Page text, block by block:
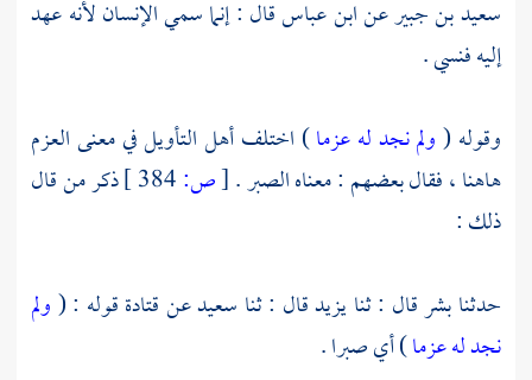
سعيد بن جبيرعنابن عباسقال : إنما سمي الإنسان لأنه عهد
إليه فنسي .
وقوله (ولم نجد له عزما) اختلف أهل التأويل في معنى العزم
هاهنا ، فقال بعضهم : معناه الصبر .[ص:
ذكر من قال
ذلك :
حدثنابشرقال : ثنايزيدقال : ثنا سعيدعنقتادةقوله : (ولم
نجد له عزما) أي صبرا .